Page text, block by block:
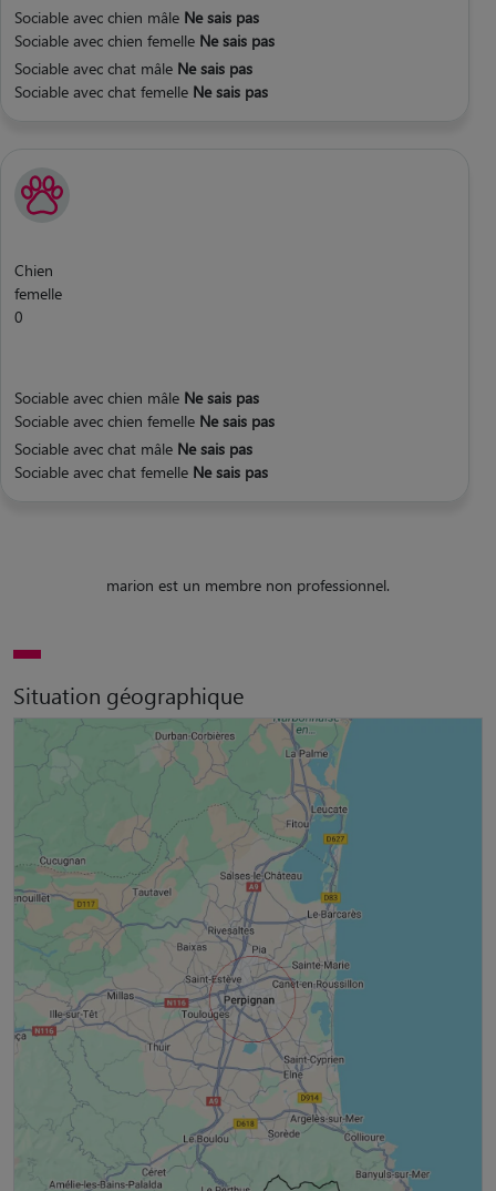
Sociable avec chien mâle Ne sais pas
Sociable avec chien femelle Ne sais pas
Sociable avec chat mâle Ne sais pas
Sociable avec chat femelle Ne sais pas
Chien
femelle
0
Sociable avec chien mâle Ne sais pas
Sociable avec chien femelle Ne sais pas
Sociable avec chat mâle Ne sais pas
Sociable avec chat femelle Ne sais pas
marion est un membre non professionnel.
Situation géographique